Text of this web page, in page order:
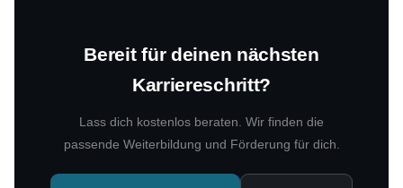
Bereit für deinen nächsten
Karriereschritt?
Lass dich kostenlos beraten. Wir finden die
passende Weiterbildung und Förderung für dich.